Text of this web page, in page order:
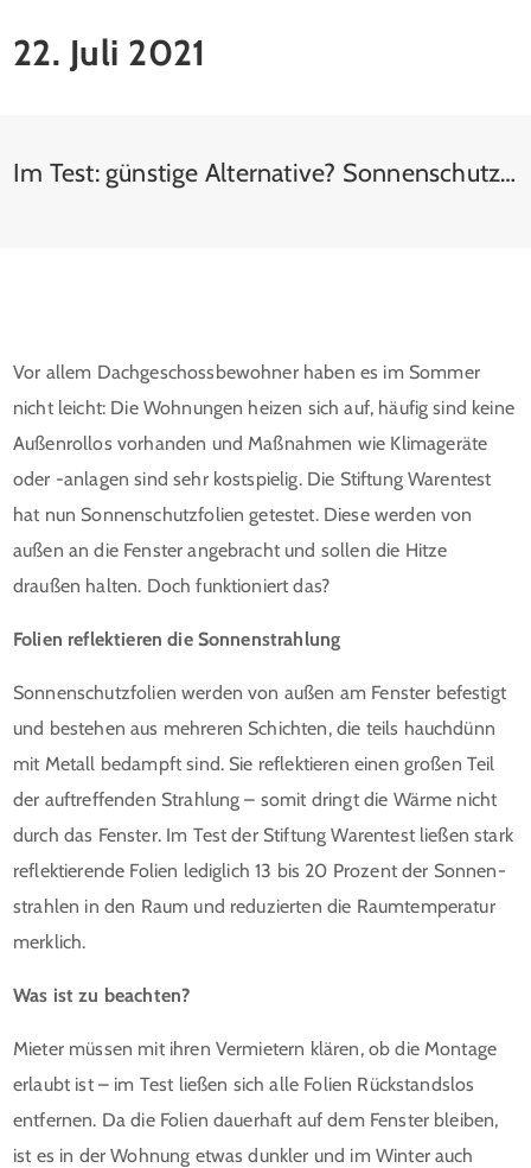
22. Juli 2021
Im Test: günstige Alternative? Sonnenschutzfolien für Fenster
Vor allem Dachgeschossbewohner haben es im Sommer
nicht leicht: Die Wohnungen heizen sich auf, häufig sind keine
Außenrollos vorhanden und Maßnahmen wie Klimageräte
oder -anlagen sind sehr kostspielig. Die Stiftung Warentest
hat nun Sonnenschutzfolien getestet. Diese werden von
außen an die Fenster angebracht und sollen die Hitze
draußen halten. Doch funktioniert das?
Folien reflektieren die Sonnenstrahlung
Sonnen­schutz­folien werden von außen am Fenster befestigt
und bestehen aus mehreren Schichten, die teils hauchdünn
mit Metall bedampft sind. Sie reflektieren einen großen Teil
der auftreffenden Strahlung – somit dringt die Wärme nicht
durch das Fenster. Im Test der Stiftung Warentest ließen stark
reflektierende Folien lediglich 13 bis 20 Prozent der Sonnen­
strahlen in den Raum und reduzierten die Raumtemperatur
merklich.
Was ist zu beachten?
Mieter müssen mit ihren Vermietern klären, ob die Montage
erlaubt ist – im Test ließen sich alle Folien Rückstandslos
entfernen. Da die Folien dauerhaft auf dem Fenster bleiben,
ist es in der Wohnung etwas dunkler und im Winter auch